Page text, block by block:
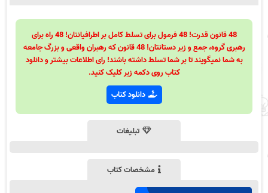
48 قانون قدرت! 48 فرمول برای تسلط کامل بر اطرافیانتان! 48 راه برای
رهبری گروه، جمع و زیر دستانتان! 48 قانون که رهبران واقعی و بزرگ جامعه
به شما نمیگویند تا بر شما تسلط داشته باشند! رای اطلاعات بیشتر و دانلود
کتاب روی دکمه زیر کلیک کنید.
دانلود کتاب
تبلیغات
مشخصات کتاب